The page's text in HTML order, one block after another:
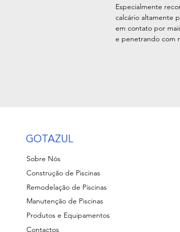
Especialmente
calcário altamente
em contato por
e penetrando com
GOTAZUL
Sobre Nós
Construção de Piscinas
Remodelação de Piscinas
Manutenção de Piscinas
Produtos e Equipamentos
Contactos